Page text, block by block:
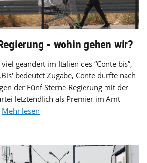
- wohin gehen wir?
geändert im Italien des “Conte bis”,
bedeutet Zugabe, Conte durfte nach
der Fünf-Sterne-Regierung mit der
letztendlich als Premier im Amt
Mehr lesen